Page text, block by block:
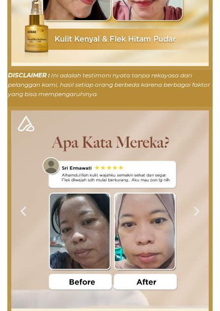
DISCLAIMER :Ini adalah testimoni nyata tanpa rekayasa dari
pelanggan kami, hasil setiap orang berbeda karena berbagai faktor
yang bisa mempengaruhinya.